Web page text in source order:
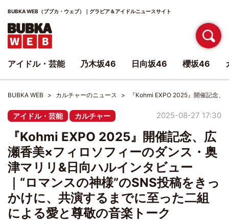
BUBKA WEB（ブブカ・ウェブ）｜グラビア＆アイドルニュースサイト
BUBKA WEB カルチャーのニュース 『Kohmi EXPO 2025』開催記念
アイドル・芸能 カルチャー 2025-08-27 17:30
『Kohmi EXPO 2025』開催記念、広
瀬香美×フィロソフィーのダンス・奥
津マリリ&日向ハルインタビュー
｜“ロマンスの神様”のSNS投稿をきっ
かけに、共演するまでに至った二組
による愛と尊敬の音楽トーク
アイドル・芸能 乃木坂46 日向坂46 櫻坂46